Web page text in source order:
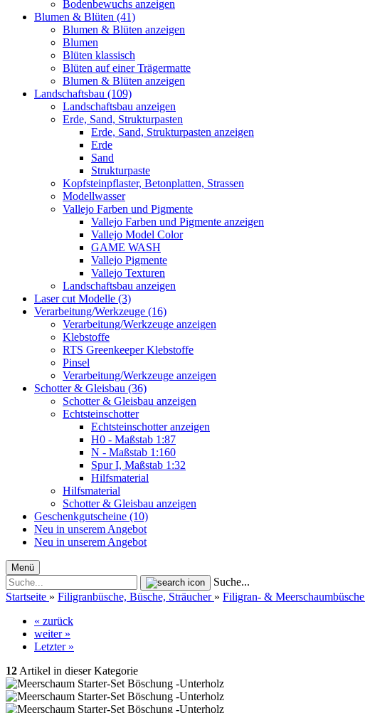
Bodenbewuchs anzeigen
Blumen & Blüten (41)
Blumen & Blüten anzeigen
Blumen
Blüten klassisch
Blüten auf einer Trägermatte
Blumen & Blüten anzeigen
Landschaftsbau (109)
Landschaftsbau anzeigen
Erde, Sand, Strukturpasten
Erde, Sand, Strukturpasten anzeigen
Erde
Sand
Strukturpaste
Kopfsteinpflaster, Betonplatten, Strassen
Modellwasser
Vallejo Farben und Pigmente
Vallejo Farben und Pigmente anzeigen
Vallejo Model Color
GAME WASH
Vallejo Pigmente
Vallejo Texturen
Landschaftsbau anzeigen
Laser cut Modelle (3)
Verarbeitung/Werkzeuge (16)
Verarbeitung/Werkzeuge anzeigen
Klebstoffe
RTS Greenkeeper Klebstoffe
Pinsel
Verarbeitung/Werkzeuge anzeigen
Schotter & Gleisbau (36)
Schotter & Gleisbau anzeigen
Echtsteinschotter
Echtsteinschotter anzeigen
H0 - Maßstab 1:87
N - Maßstab 1:160
Spur I, Maßstab 1:32
Hilfsmaterial
Hilfsmaterial
Schotter & Gleisbau anzeigen
Geschenkgutscheine (10)
Neu in unserem Angebot
Neu in unserem Angebot
Menü
Suche...
Startseite » Filigranbüsche, Büsche, Sträucher » Filigran- & Meerschaumbüsche
« zurück
weiter »
Letzter »
12 Artikel in dieser Kategorie